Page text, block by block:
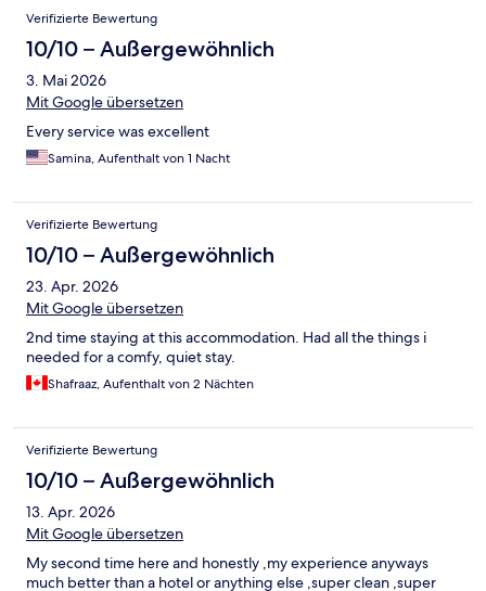
Verifizierte Bewertung
10/10 – Außergewöhnlich
3. Mai 2026
Mit Google übersetzen
Every service was excellent
Samina, Aufenthalt von 1 Nacht
Verifizierte Bewertung
10/10 – Außergewöhnlich
23. Apr. 2026
Mit Google übersetzen
2nd time staying at this accommodation. Had all the things i
needed for a comfy, quiet stay.
Shafraaz, Aufenthalt von 2 Nächten
Verifizierte Bewertung
10/10 – Außergewöhnlich
13. Apr. 2026
Mit Google übersetzen
My second time here and honestly ,my experience anyways
much better than a hotel or anything else ,super clean ,super